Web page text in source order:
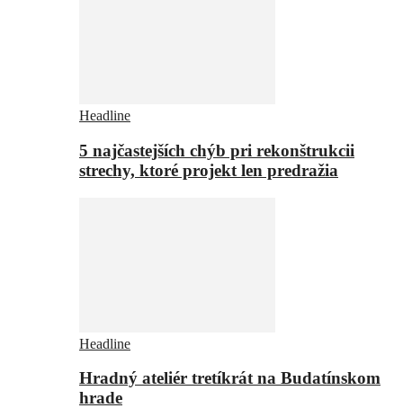
Headline
5 najčastejších chýb pri rekonštrukcii
strechy, ktoré projekt len predražia
Headline
Hradný ateliér tretíkrát na Budatínskom
hrade